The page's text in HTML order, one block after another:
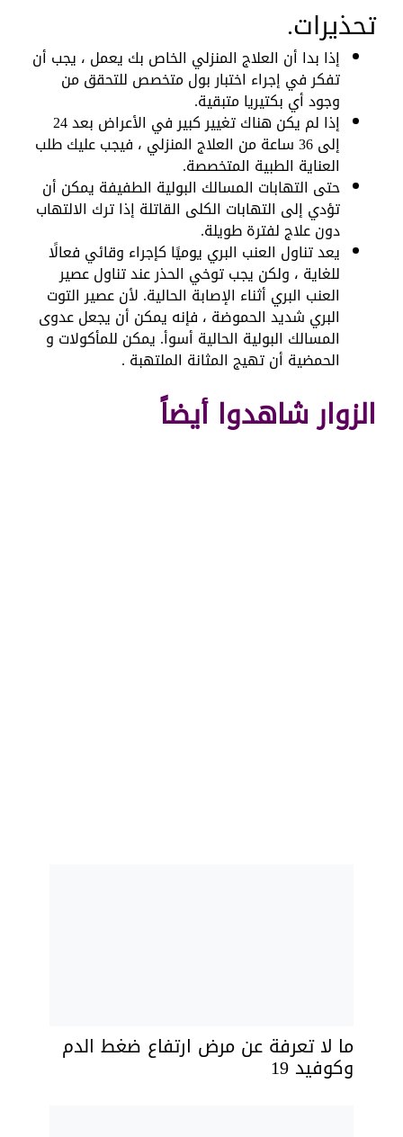
تحذيرات.
إذا بدا أن العلاج المنزلي الخاص بك يعمل ، يجب أن
تفكر في إجراء اختبار بول متخصص للتحقق من
وجود أي بكتيريا متبقية.
إذا لم يكن هناك تغيير كبير في الأعراض بعد 24
إلى 36 ساعة من العلاج المنزلي ، فيجب عليك طلب
العناية الطبية المتخصصة.
حتى التهابات المسالك البولية الطفيفة يمكن أن
تؤدي إلى التهابات الكلى القاتلة إذا ترك الالتهاب
دون علاج لفترة طويلة.
يعد تناول العنب البري يوميًا كإجراء وقائي فعالًا
للغاية ، ولكن يجب توخي الحذر عند تناول عصير
العنب البري أثناء الإصابة الحالية. لأن عصير التوت
البري شديد الحموضة ، فإنه يمكن أن يجعل عدوى
المسالك البولية الحالية أسوأ. يمكن للمأكولات و
الحمضية أن تهيج المثانة الملتهبة .
الزوار شاهدوا أيضاً
ما لا تعرفة عن مرض ارتفاع ضغط الدم
وكوفيد 19